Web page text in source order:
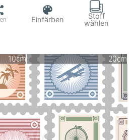
Einfärben Stoff
wählen
10cm 20cm